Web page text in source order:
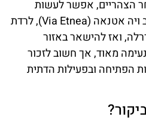
הצהריים, אפשר לעשות
מסלול הפוך: להתחיל ברחוב ויה אטנאה (Via Etnea), לרדת
ואז להישאר באזור
מאוד, אך חשוב לזכור
הפתיחה ובפעילות הדתית